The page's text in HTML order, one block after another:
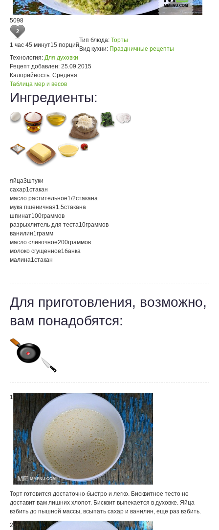
5098
2
1 час 45 минут15 порций
Тип блюда: Торты
Вид кухни: Праздничные рецепты
Технология: Для духовки
Рецепт добавлен: 25.09.2015
Калорийность: Средняя
Таблица мер и весов
Ингредиенты:
яйца3штуки
сахар1стакан
масло растительное1/2стакана
мука пшеничная1.5стакана
шпинат100граммов
разрыхлитель для теста10граммов
ванилин1грамм
масло сливочное200граммов
молоко сгущенное1банка
малина1стакан
Для приготовления, возможно,
вам понадобятся:
1
Торт готовится достаточно быстро и легко. Бисквитное тесто не
доставит вам лишних хлопот. Бисквит выпекается в духовке. Яйца
взбить до пышной массы, всыпать сахар и ванилин, еще раз взбить.
2